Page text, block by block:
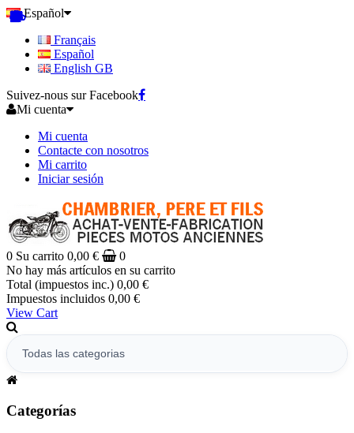
Español
Français
Español
English GB
Suivez-nous sur Facebook
Mi cuenta
Mi cuenta
Contacte con nosotros
Mi carrito
Iniciar sesión
0 Su carrito 0,00 €
0
No hay más artículos en su carrito
Total (impuestos inc.) 0,00 €
Impuestos incluidos 0,00 €
View Cart
Categorías